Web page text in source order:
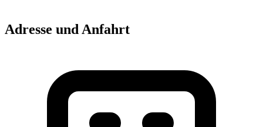
Adresse und Anfahrt